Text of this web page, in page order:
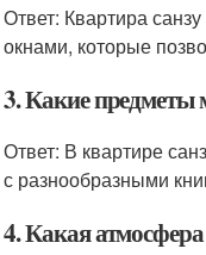
Ответ: Квартира
окнами, которые
3. Какие предметы
Ответ: В квартире
с разнообразными
4. Какая